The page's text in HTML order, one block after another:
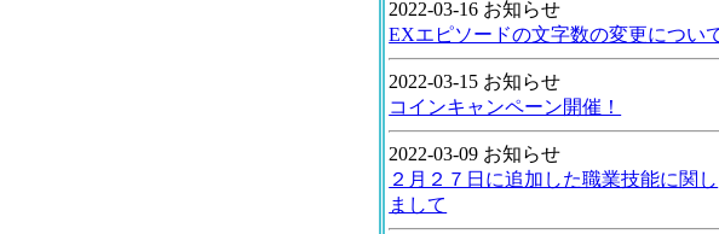
2022-03-16 お知らせ
EXエピソードの文字数の変更につい
2022-03-15 お知らせ
コインキャンペーン開催！
2022-03-09 お知らせ
２月２７日に追加した職業技能に関し
まして